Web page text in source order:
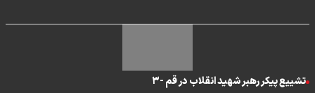
تشییع پیکر رهبر شهید انقلاب در قم -۳